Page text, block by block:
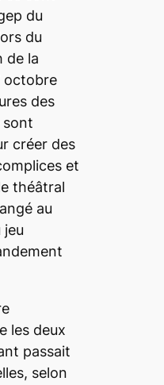
du
du
de la
octobre
des
sont
créer des
et
théâtral
au
jeu
les deux
passait
selon